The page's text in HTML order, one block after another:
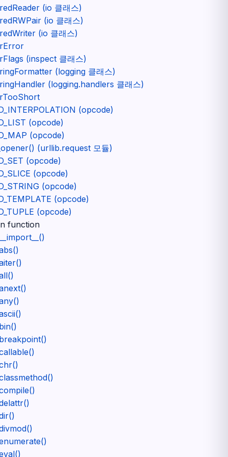
(io 클래스)
(io 클래스)
(io 클래스)
(inspect 클래스)
(logging 클래스)
(logging.handlers 클래스)
(opcode)
(opcode)
(opcode)
(urllib.request 모듈)
(opcode)
(opcode)
(opcode)
(opcode)
(opcode)
function